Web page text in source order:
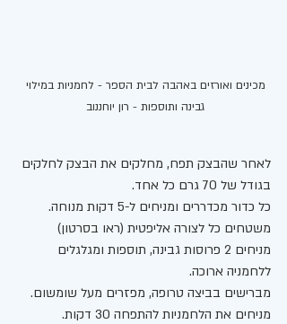
מכינים ואורזים באהבה לבית הספר - לחמניות במילוי
גבינה ותוספות - רון יוחננוב
לאחר שהבצק תפח, מחלקים את הבצק לחלקים
בגודל של 70 גרם כל אחד.
כל כדור מכדררים ומניחים ל-5 דקות מנוחה.
משטחים כל לצורה אליפטית (ראו בסרטון)
מניחים 2 פרוסות גבינה, תוספות ומגלגלים
ללחמניה ארוכה.
מברישים בביצה טרופה, מפזרים מעל שומשום.
מניחים את הלחמניות להתפחה 30 דקות.